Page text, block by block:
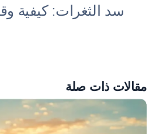
سد الثغرات: كيفية
مقالات ذات صلة